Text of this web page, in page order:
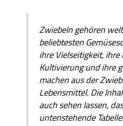
Zwiebeln gehören
beliebtesten
ihre Vielseitigkeit, ihre
Kultivierung und ihre
machen aus der
Lebensmittel. Die
auch sehen lassen,
untenstehende